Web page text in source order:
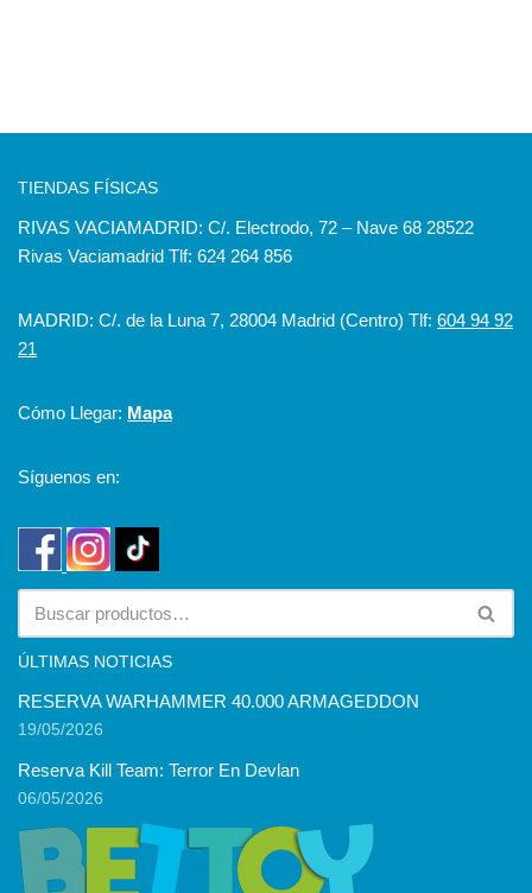
TIENDAS FÍSICAS
RIVAS VACIAMADRID: C/. Electrodo, 72 – Nave 68 28522
Rivas Vaciamadrid Tlf: 624 264 856
MADRID: C/. de la Luna 7, 28004 Madrid (Centro) Tlf: 604 94 92
21
Cómo Llegar: Mapa
Síguenos en:
ÚLTIMAS NOTICIAS
RESERVA WARHAMMER 40.000 ARMAGEDDON
19/05/2026
Reserva Kill Team: Terror En Devlan
06/05/2026